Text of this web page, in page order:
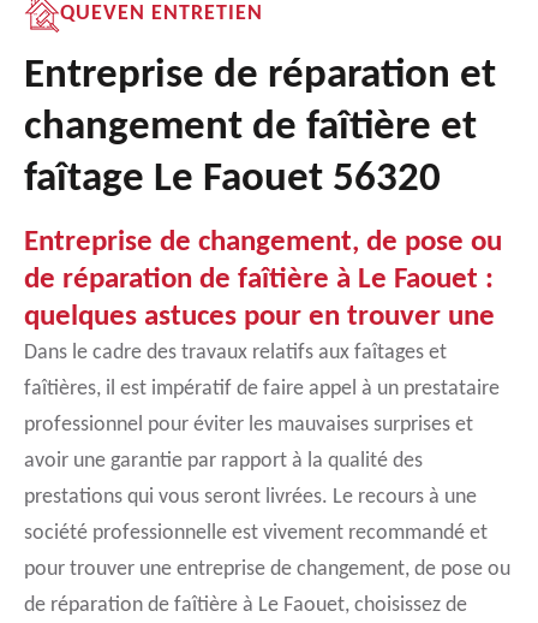
QUEVEN ENTRETIEN
Entreprise de réparation et
changement de faîtière et
faîtage Le Faouet 56320
Entreprise de changement, de pose ou
de réparation de faîtière à Le Faouet :
quelques astuces pour en trouver une
Dans le cadre des travaux relatifs aux faîtages et
faîtières, il est impératif de faire appel à un prestataire
professionnel pour éviter les mauvaises surprises et
avoir une garantie par rapport à la qualité des
prestations qui vous seront livrées. Le recours à une
société professionnelle est vivement recommandé et
pour trouver une entreprise de changement, de pose ou
de réparation de faîtière à Le Faouet, choisissez de